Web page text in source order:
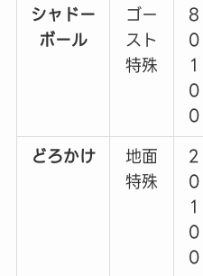
シャドー
ボール
ゴー
スト
特殊
8
0
1
0
0
どろかけ
地面
特殊
2
0
1
0
0